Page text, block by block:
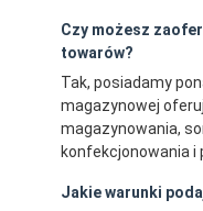
Czy możesz
towarów?
Tak, posiadamy
magazynowej
magazynowania,
konfekcjonowania i
Jakie warunki